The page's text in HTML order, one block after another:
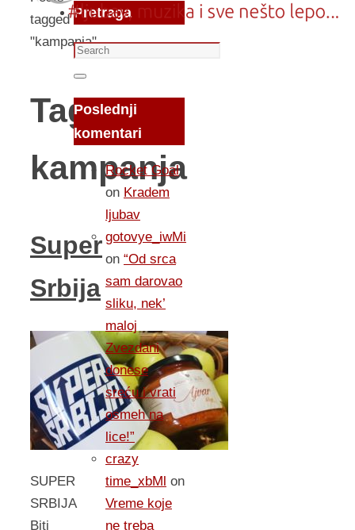
tagged
"kampanja"
Tag:
kampanja
Super
Srbija
SUPER
SRBIJA
Biti
Pretraga
Search
for:
Search
Poslednji
komentari
Rocket Goal
on Kradem
ljubav
gotovye_iwMi
on “Od srca
sam darovao
sliku, nek’
maloj
Zvezdani
donese
sreću i vrati
osmeh na
lice!”
crazy
time_xbMl on
Vreme koje
ne treba